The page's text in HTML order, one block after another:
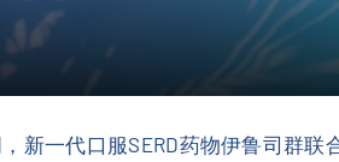
新一代口服SERD药物伊鲁司群联